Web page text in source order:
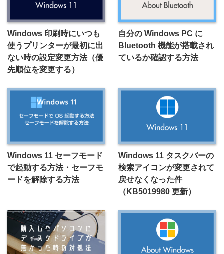
Windows 印刷時にいつも
使うプリンターが最初に出
ない時の設定変更方法（優
先順位を変更する）
自分の Windows PC に
Bluetooth 機能が搭載され
ているか確認する方法
Windows 11 セーフモード
で起動する方法・セーフモ
ードを解除する方法
Windows 11 タスクバーの
検索アイコンが変更されて
戻せなくなった件
（KB5019980 更新）